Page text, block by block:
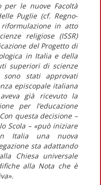
per le nuove Facoltà
Puglie (cf. Regno-
in atto
religiose (ISSR)
del Progetto di
in Italia e della
superiori di scienze
stati approvati
episcopale italiana
già ricevuto la
per l’educazione
questa decisione –
Scola – «può iniziare
Italia una nuova
sta adattando
Chiesa universale
alla Nota che è